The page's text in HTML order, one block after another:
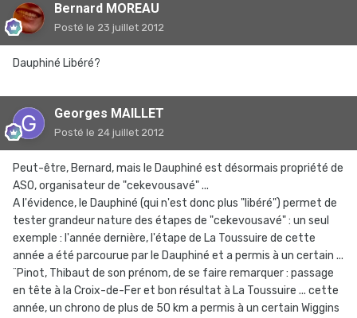
Bernard MOREAU
Posté le 23 juillet 2012
Dauphiné Libéré?
Georges MAILLET
Posté le 24 juillet 2012
Peut-être, Bernard, mais le Dauphiné est désormais propriété de
ASO, organisateur de "cekevousavé" ...
A l'évidence, le Dauphiné (qui n'est donc plus "libéré") permet de
tester grandeur nature des étapes de "cekevousavé" : un seul
exemple : l'année dernière, l'étape de La Toussuire de cette
année a été parcourue par le Dauphiné et a permis à un certain ...
¨Pinot, Thibaut de son prénom, de se faire remarquer : passage
en tête à la Croix-de-Fer et bon résultat à La Toussuire ... cette
année, un chrono de plus de 50 km a permis à un certain Wiggins